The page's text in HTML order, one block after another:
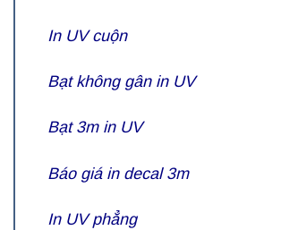
In UV cuộn
Bạt không gân in UV
Bạt 3m in UV
Báo giá in decal 3m
In UV phẳng